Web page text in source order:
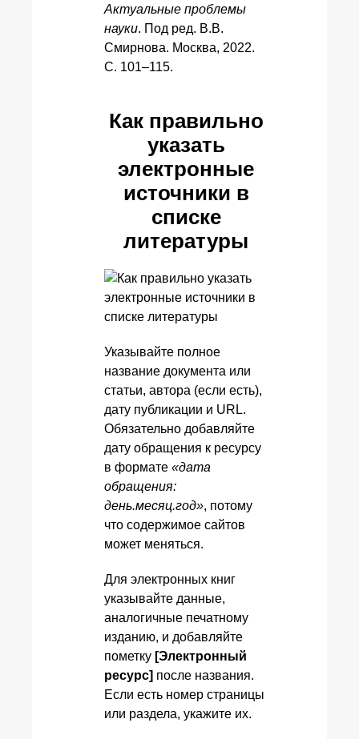
Актуальные проблемы
науки. Под ред. В.В.
Смирнова. Москва, 2022.
С. 101–115.
Как правильно
указать
электронные
источники в
списке
литературы
Указывайте полное
название документа или
статьи, автора (если есть),
дату публикации и URL.
Обязательно добавляйте
дату обращения к ресурсу
в формате «дата
обращения:
день.месяц.год», потому
что содержимое сайтов
может меняться.
Для электронных книг
указывайте данные,
аналогичные печатному
изданию, и добавляйте
пометку [Электронный
ресурс] после названия.
Если есть номер страницы
или раздела, укажите их.